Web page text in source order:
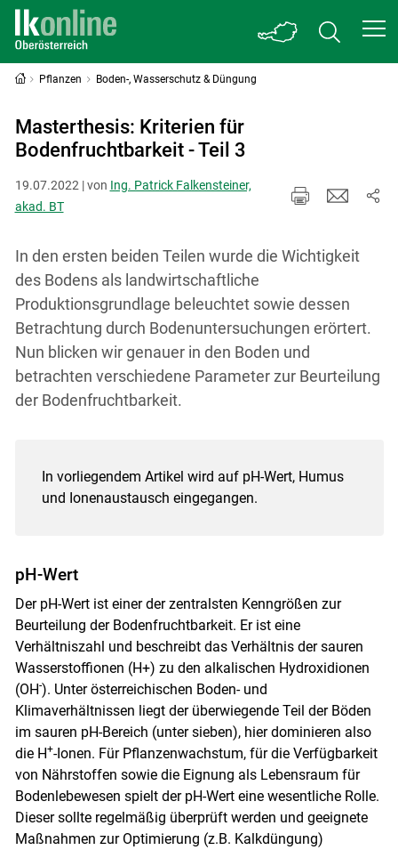
Pflanzen Boden-, Wasserschutz & Düngung
Masterthesis: Kriterien für
Bodenfruchtbarkeit - Teil 3
19.07.2022 | von Ing. Patrick Falkensteiner,
akad. BT
In den ersten beiden Teilen wurde die Wichtigkeit
des Bodens als landwirtschaftliche
Produktionsgrundlage beleuchtet sowie dessen
Betrachtung durch Bodenuntersuchungen erörtert.
Nun blicken wir genauer in den Boden und
betrachten verschiedene Parameter zur Beurteilung
der Bodenfruchtbarkeit.
In vorliegendem Artikel wird auf pH-Wert, Humus
und Ionenaustausch eingegangen.
pH-Wert
Der pH-Wert ist einer der zentralsten Kenngrößen zur
Beurteilung der Bodenfruchtbarkeit. Er ist eine
Verhältniszahl und beschreibt das Verhältnis der sauren
Wasserstoffionen (H+) zu den alkalischen Hydroxidionen
(OH-). Unter österreichischen Boden- und
Klimaverhältnissen liegt der überwiegende Teil der Böden
im sauren pH-Bereich (unter sieben), hier dominieren also
die H+-Ionen. Für Pflanzenwachstum, für die Verfügbarkeit
von Nährstoffen sowie die Eignung als Lebensraum für
Bodenlebewesen spielt der pH-Wert eine wesentliche Rolle.
Dieser sollte regelmäßig überprüft werden und geeignete
Maßnahmen zur Optimierung (z.B. Kalkdüngung)